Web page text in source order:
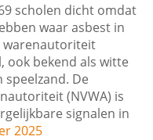
scholen dicht omdat
waar asbest in
warenautoriteit
ook bekend als witte
De
(NVWA) is
signalen in
2025